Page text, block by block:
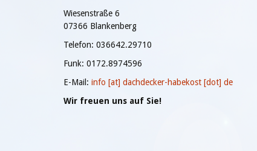
Wiesenstraße 6
07366 Blankenberg
Telefon: 036642.29710
Funk: 0172.8974596
E-Mail: info [at] dachdecker-habekost [dot] de
Wir freuen uns auf Sie!